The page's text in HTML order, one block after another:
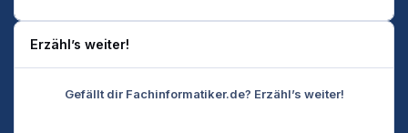
Erzähl’s weiter!
Gefällt dir Fachinformatiker.de? Erzähl’s weiter!